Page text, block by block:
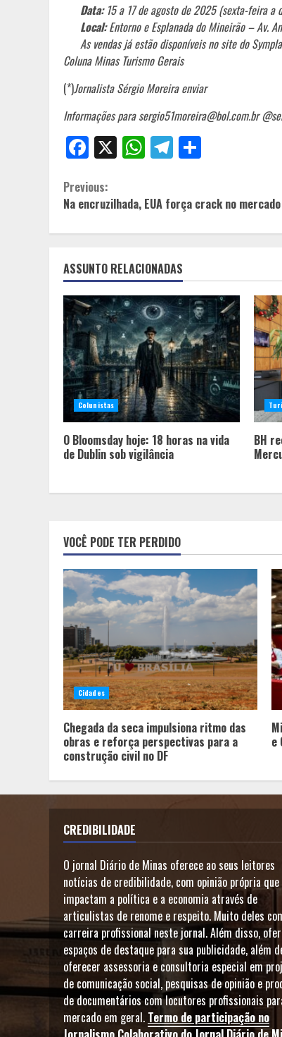
Data: 15 a 17 de agosto de 2025 (sexta-feira a
Local:Entorno e Esplanada do Mineirão – Av.
As vendas já estão disponíveis no site do
Coluna Minas Turismo Gerais
(*)Jornalista Sérgio Moreira enviar
Informações para sergio51moreira@bol.com.br
Facebook
X WhatsApp
Telegram
Continue
Reading
Previous:
Na encruzilhada, EUA força crack no
ASSUNTO RELACIONADAS
Colunistas
O Bloomsday hoje: 18 horas na vida
de Dublin sob vigilância
BH
VOCÊ PODE TER PERDIDO
Cidades
Chegada da seca impulsiona ritmo das
obras e reforça perspectivas para a
construção civil no DF
e
CREDIBILIDADE
O jornal Diário de Minas oferece ao seus leitores
notícias de credibilidade, com opinião própria que
impactam a política e a economia através de
articulistas de renome e respeito. Muito deles
carreira profissional neste jornal. Além disso,
espaços de destaque para sua publicidade, além
oferecer assessoria e consultoria especial em
de comunicação social, pesquisas de opinião e
de documentários com locutores profissionais
mercado em geral. Termo de participação no